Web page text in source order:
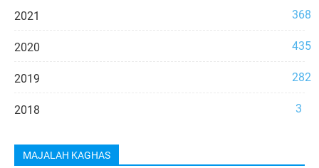
2021 368
2020 435
2019 282
2018 3
MAJALAH KAGHAS